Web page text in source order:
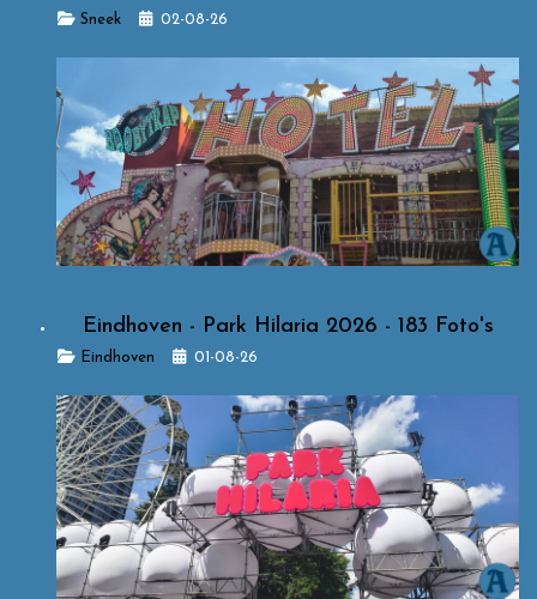
Details
Sneek 02-08-26
Eindhoven - Park Hilaria 2026 - 183 Foto's
DetailsEindhoven 01-08-26